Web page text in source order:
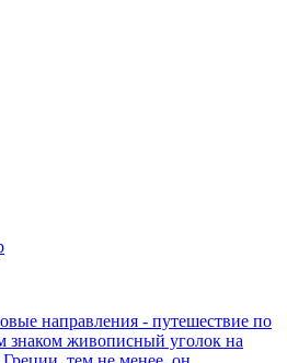
направления - путешествие по
живописный уголок на